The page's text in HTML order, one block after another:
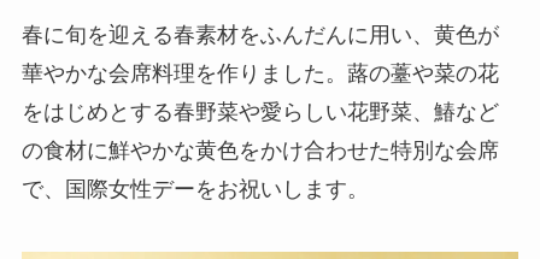
春に旬を迎える春素材をふんだんに用い、黄色が
華やかな会席料理を作りました。蕗の薹や菜の花
をはじめとする春野菜や愛らしい花野菜、鰆など
の食材に鮮やかな黄色をかけ合わせた特別な会席
で、国際女性デーをお祝いします。